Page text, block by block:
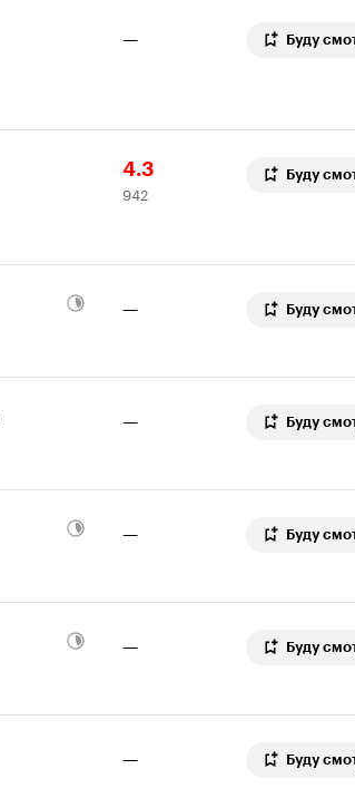
— Буду
Рейтинг
Кинопоиска
4.3
942
оценки
942
Буду
— Буду
— Буду
— Буду
— Буду
— Буду